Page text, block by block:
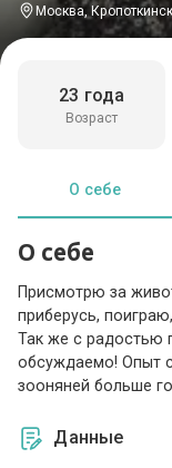
Москва,
Возраст
23 года
О себе
О себе
Присмотрю за
приберусь,
Так же с радостью
обсуждаемо! Опыт
зооняней больше
Данные